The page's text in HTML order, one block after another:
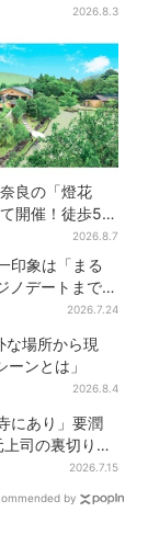
2026.8.3
良の「燈花
開催！徒歩5
“バル”に、前後
る
2026.8.7
印象は「まる
ノデートまで…
2026.7.24
な場所から現
ンとは」
2026.8.4
にあり」要潤
司の裏切り
2026.7.15
by